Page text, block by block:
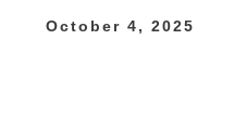
October 4, 2025